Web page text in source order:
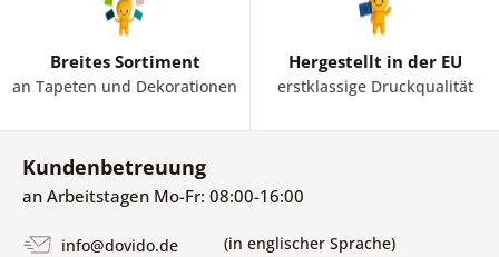
Breites Sortiment
an Tapeten und Dekorationen
Hergestellt in der EU
erstklassige Druckqualität
Kundenbetreuung
an Arbeitstagen Mo-Fr: 08:00-16:00
info@dovido.de (in englischer Sprache)